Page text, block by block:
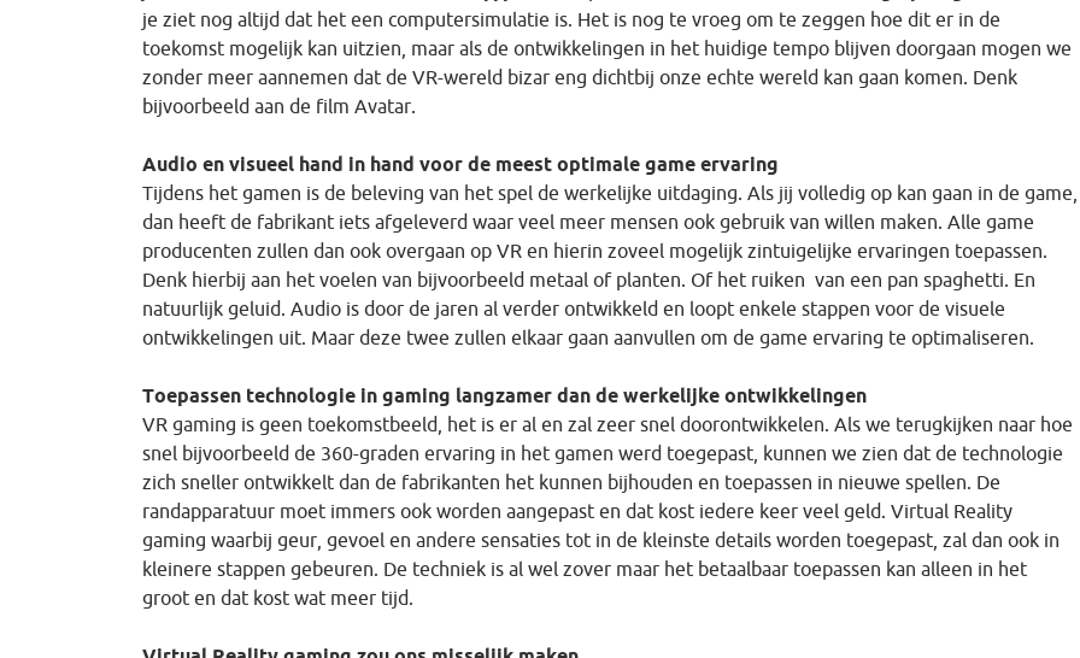
je ziet nog altijd dat het een computersimulatie is. Het is nog te vroeg om te zeggen hoe dit er in de
toekomst mogelijk kan uitzien, maar als de ontwikkelingen in het huidige tempo blijven doorgaan mogen we
zonder meer aannemen dat de VR-wereld bizar eng dichtbij onze echte wereld kan gaan komen. Denk
bijvoorbeeld aan de film Avatar.
Audio en visueel hand in hand voor de meest optimale game ervaring
Tijdens het gamen is de beleving van het spel de werkelijke uitdaging. Als jij volledig op kan gaan in de game,
dan heeft de fabrikant iets afgeleverd waar veel meer mensen ook gebruik van willen maken. Alle game
producenten zullen dan ook overgaan op VR en hierin zoveel mogelijk zintuigelijke ervaringen toepassen.
Denk hierbij aan het voelen van bijvoorbeeld metaal of planten. Of het ruiken van een pan spaghetti. En
natuurlijk geluid. Audio is door de jaren al verder ontwikkeld en loopt enkele stappen voor de visuele
ontwikkelingen uit. Maar deze twee zullen elkaar gaan aanvullen om de game ervaring te optimaliseren.
Toepassen technologie in gaming langzamer dan de werkelijke ontwikkelingen
VR gaming is geen toekomstbeeld, het is er al en zal zeer snel doorontwikkelen. Als we terugkijken naar hoe
snel bijvoorbeeld de 360-graden ervaring in het gamen werd toegepast, kunnen we zien dat de technologie
zich sneller ontwikkelt dan de fabrikanten het kunnen bijhouden en toepassen in nieuwe spellen. De
randapparatuur moet immers ook worden aangepast en dat kost iedere keer veel geld. Virtual Reality
gaming waarbij geur, gevoel en andere sensaties tot in de kleinste details worden toegepast, zal dan ook in
kleinere stappen gebeuren. De techniek is al wel zover maar het betaalbaar toepassen kan alleen in het
groot en dat kost wat meer tijd.